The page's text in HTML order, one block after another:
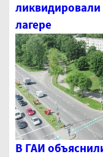
ликвидировали
лагере
В ГАИ